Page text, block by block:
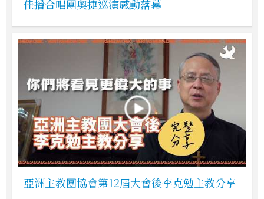
佳播合唱團奧捷巡演感動落幕
亞洲主教團協會第12屆大會後李克勉主教分享